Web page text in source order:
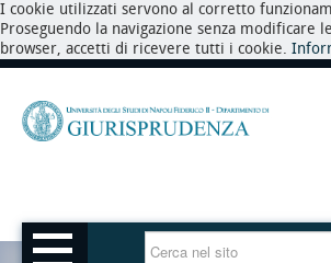
I cookie utilizzati servono al corretto
Proseguendo la navigazione senza modificare
browser, accetti di ricevere tutti i cookie.